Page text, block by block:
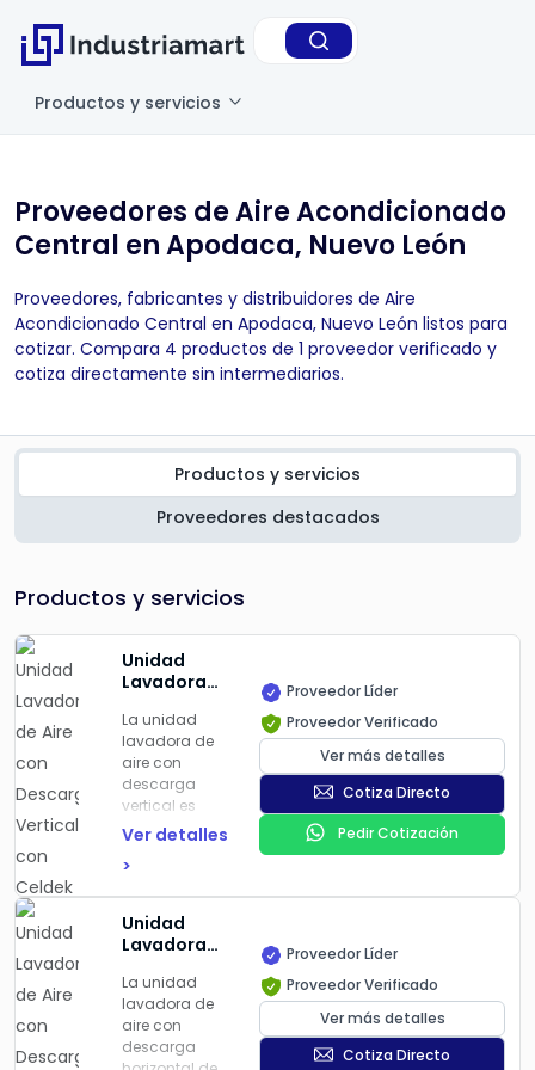
Productos y servicios
Proveedores de Aire Acondicionado
Central en Apodaca, Nuevo León
Proveedores, fabricantes y distribuidores de Aire
Acondicionado Central en Apodaca, Nuevo León listos para
cotizar. Compara 4 productos de 1 proveedor verificado y
cotiza directamente sin intermediarios.
Productos y servicios
Proveedores destacados
Productos y servicios
Unidad
Lavadora
Descarga
Vertical con
Celdek de 8
Pulgadas
de Espesor
de Acero
con
Recubrimiento
de Poliester
Horneado
y Palau
La unidad
lavadora de
aire con
descarga
vertical es
ideal para
de ventilación
y enfriamiento
en espacios
industriales y
comerciales.
Fabricada en
acero
galvanizado
con
recubrimiento
Ver detalles
>
Proveedor Líder
Proveedor Verificado
Ver más detalles
Cotiza Directo
Pedir Cotización
Unidad
Lavadora
Descarga
Horizontal
con Celdek
de 8
La unidad
lavadora de
aire con
descarga
Proveedor Líder
Proveedor Verificado
Ver más detalles
Cotiza Directo